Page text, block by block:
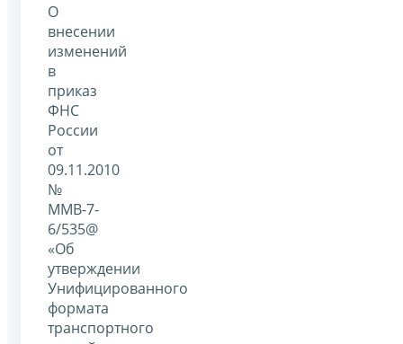
О
внесении
изменений
в
приказ
ФНС
России
от
09.11.2010
№
ММВ-7-
6/535@
«Об
утверждении
Унифицированного
формата
транспортного